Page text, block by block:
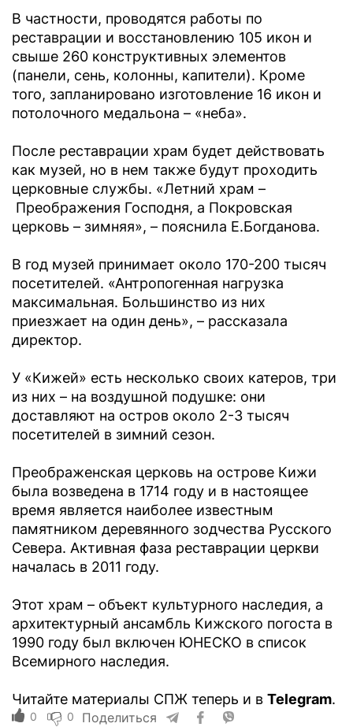
В частности, проводятся работы по
реставрации и восстановлению 105 икон и
свыше 260 конструктивных элементов
(панели, сень, колонны, капители). Кроме
того, запланировано изготовление 16 икон и
потолочного медальона – «неба».
После реставрации храм будет действовать
как музей, но в нем также будут проходить
церковные службы. «Летний храм –
Преображения Господня, а Покровская
церковь – зимняя», – пояснила Е.Богданова.
В год музей принимает около 170-200 тысяч
посетителей. «Антропогенная нагрузка
максимальная. Большинство из них
приезжает на один день», – рассказала
директор.
У «Кижей» есть несколько своих катеров, три
из них – на воздушной подушке: они
доставляют на остров около 2-3 тысяч
посетителей в зимний сезон.
Преображенская церковь на острове Кижи
была возведена в 1714 году и в настоящее
время является наиболее известным
памятником деревянного зодчества Русского
Севера. Активная фаза реставрации церкви
началась в 2011 году.
Этот храм – объект культурного наследия, а
архитектурный ансамбль Кижского погоста в
1990 году был включен ЮНЕСКО в список
Всемирного наследия.
Читайте материалы СПЖ теперь и в Telegram.
0 0 Поделиться